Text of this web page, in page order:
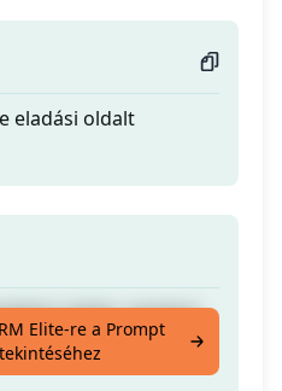
eladási oldalt
oldalt, amelyen
termék legfontosabb
Elite-re a Prompt